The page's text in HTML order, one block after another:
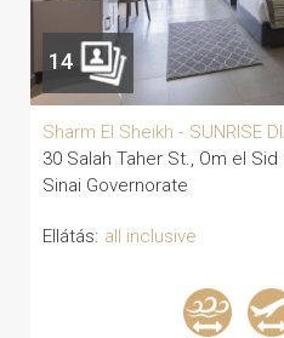
14
Sharm El Sheikh - SUNRISE
30 Salah Taher St., Om el
Sinai Governorate
Ellátás: all inclusive